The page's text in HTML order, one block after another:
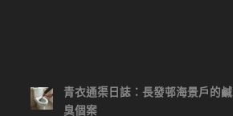
青衣通渠日誌：長發邨海景戶的
臭個案